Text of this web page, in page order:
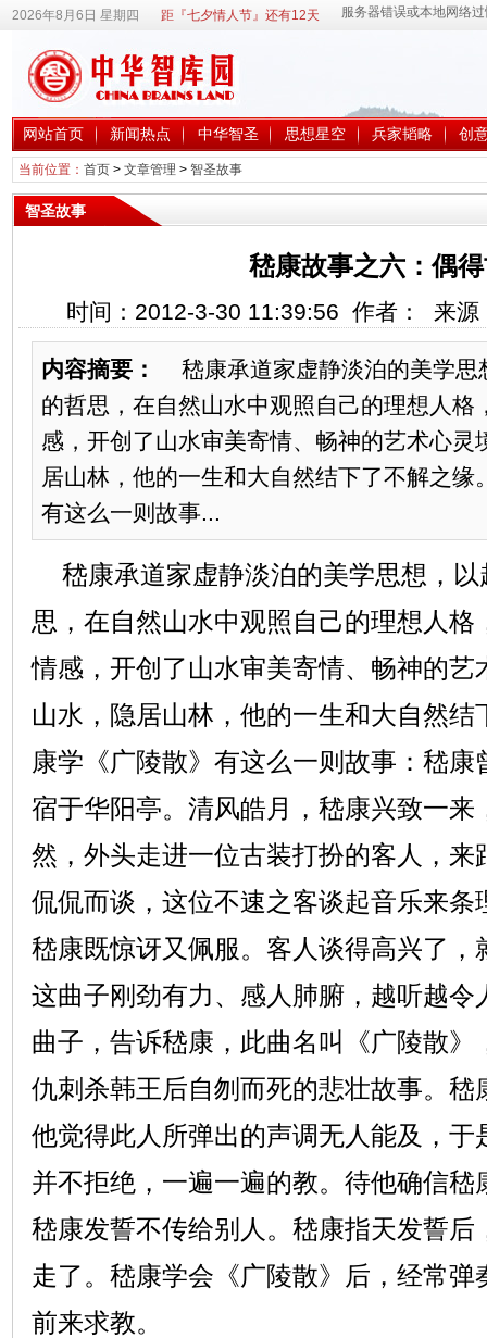
2026年8月6日 星期四 距『七夕情人节』还有12天
网站首页 新闻热点 中华智圣 思想星空 兵家韬略 创
当前位置： 首页> 文章管理 > 智圣故事
智圣故事
嵇康故事之六：偶
时间：2012-3-30 11:39:56 作者： 来
内容摘要：
嵇康承道家虚静淡泊的美学思
的哲思，在自然山水中观照自己的理想人格
感，开创了山水审美寄情、畅神的艺术心灵
居山林，他的一生和大自然结下了不解之缘
有这么一则故事...
嵇康承道家虚静淡泊的美学思想，以
思，在自然山水中观照自己的理想人格
情感，开创了山水审美寄情、畅神的艺
山水，隐居山林，他的一生和大自然结
康学《广陵散》有这么一则故事：嵇
宿于华阳亭。清风皓月，嵇康兴致一来
然，外头走进一位古装打扮的客人，来
侃侃而谈，这位不速之客谈起音乐来条
嵇康既惊讶又佩服。客人谈得高兴了，
这曲子刚劲有力、感人肺腑，越听越令
曲子，告诉嵇康，此曲名叫《广陵散》
仇刺杀韩王后自刎而死的悲壮故事。嵇
他觉得此人所弹出的声调无人能及，于
并不拒绝，一遍一遍的教。待他确信嵇
嵇康发誓不传给别人。嵇康指天发誓后
走了。嵇康学会《广陵散》后，经常弹
前来求教。